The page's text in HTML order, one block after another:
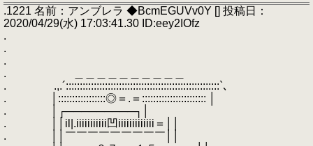
.1221 名前：アンブレラ ◆BcmEGUVv0Y [] 投稿日：
2020/04/29(水) 17:03:41.30 ID:eey2IOfz
.
.
.
. ＿＿＿＿＿＿＿＿＿＿
. .,.´:::::::::::::::::::::::::::::::::::::::::::::::::::::::`､
. │:::::::::::::::::◎＝.＝::::::::::::::::::::::: │
. │┌─────────┐│
. ││il|.iiiiiiiiiii凹iiiiiiiiiiiii＝││
. ││￣￣￣￣￣￣￣￣￣││